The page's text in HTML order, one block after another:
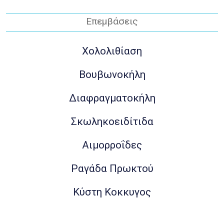
Επεμβάσεις
Χολολιθίαση
Βουβωνοκήλη
Διαφραγματοκήλη
Σκωληκοειδίτιδα
Αιμορροΐδες
Ραγάδα Πρωκτού
Κύστη Κοκκυγος